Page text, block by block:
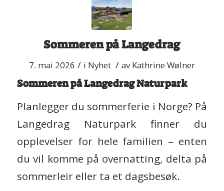
Sommeren på Langedrag
7. mai 2026 / i Nyhet / avKathrine Wølner
Sommeren på Langedrag Naturpark
Planlegger du sommerferie i Norge? På
Langedrag Naturpark finner du
opplevelser for hele familien – enten
du vil komme på overnatting, delta på
sommerleir eller ta et dagsbesøk.